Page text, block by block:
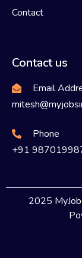
Contact
Contact us
Email
Phone
+91
2025